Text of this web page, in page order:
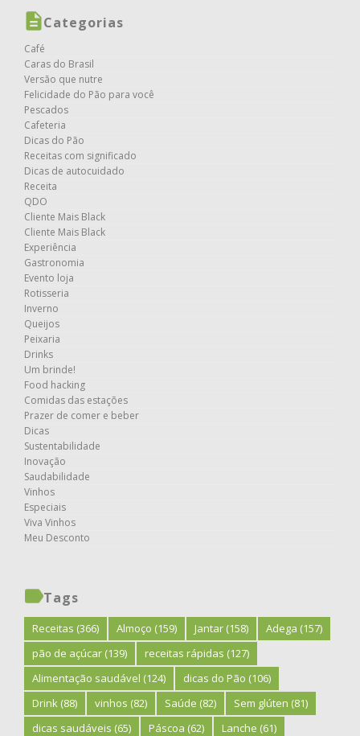
Categorias
Café
Caras do Brasil
Versão que nutre
Felicidade do Pão para você
Pescados
Cafeteria
Dicas do Pão
Receitas com significado
Dicas de autocuidado
Receita
QDO
Cliente Mais Black
Cliente Mais Black
Experiência
Gastronomia
Evento loja
Rotisseria
Inverno
Queijos
Peixaria
Drinks
Um brinde!
Food hacking
Comidas das estações
Prazer de comer e beber
Dicas
Sustentabilidade
Inovação
Saudabilidade
Vinhos
Especiais
Viva Vinhos
Meu Desconto
Tags
Receitas (366) Almoço (159) Jantar (158) Adega (157)
pão de açúcar (139) receitas rápidas (127)
Alimentação saudável (124) dicas do Pão (106)
Drink (88) vinhos (82) Saúde (82) Sem glúten (81)
dicas saudáveis (65) Páscoa (62) Lanche (61)